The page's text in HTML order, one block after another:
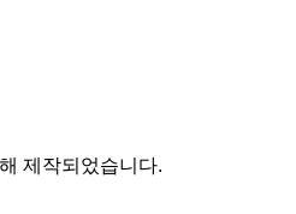
제작되었습니다.